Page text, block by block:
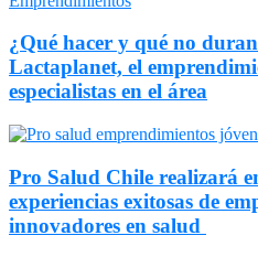
¿Qué hacer y qué no
Lactaplanet, el
especialistas en el área
Pro Salud Chile realizará
experiencias exitosas de
innovadores en salud